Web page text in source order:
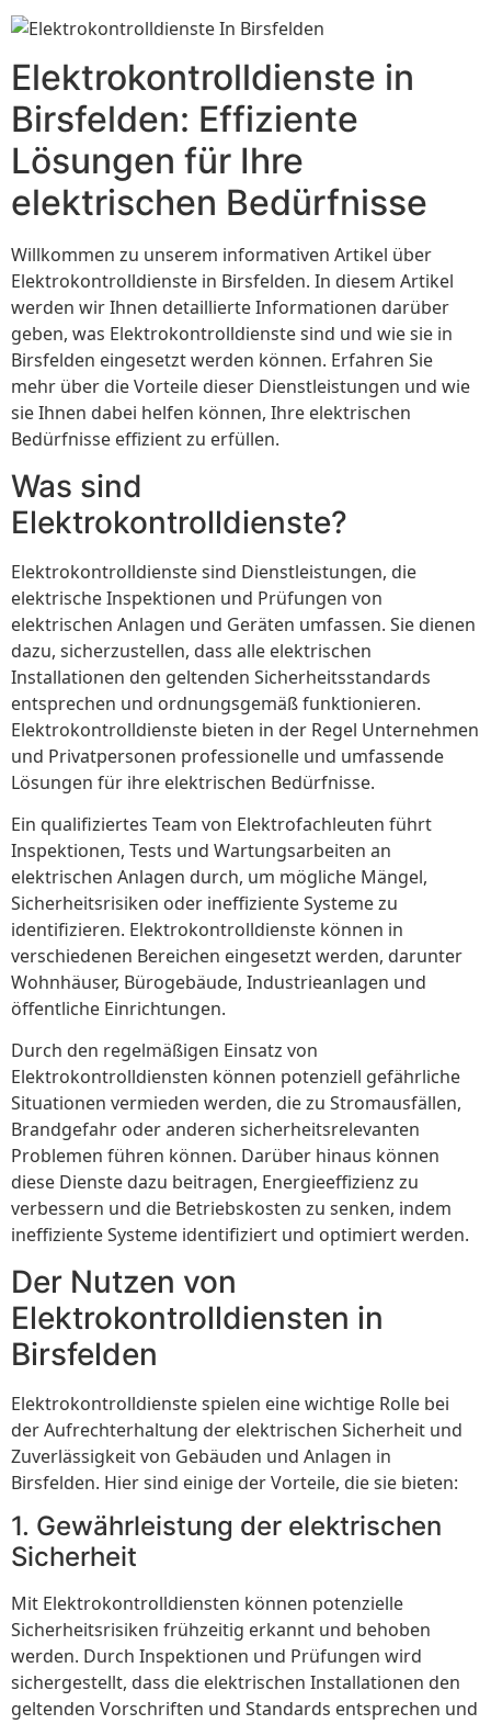
Elektrokontrolldienste in
Birsfelden: Effiziente
Lösungen für Ihre
elektrischen Bedürfnisse
Willkommen zu unserem informativen Artikel über
Elektrokontrolldienste in Birsfelden. In diesem Artikel
werden wir Ihnen detaillierte Informationen darüber
geben, was Elektrokontrolldienste sind und wie sie in
Birsfelden eingesetzt werden können. Erfahren Sie
mehr über die Vorteile dieser Dienstleistungen und wie
sie Ihnen dabei helfen können, Ihre elektrischen
Bedürfnisse effizient zu erfüllen.
Was sind
Elektrokontrolldienste?
Elektrokontrolldienste sind Dienstleistungen, die
elektrische Inspektionen und Prüfungen von
elektrischen Anlagen und Geräten umfassen. Sie dienen
dazu, sicherzustellen, dass alle elektrischen
Installationen den geltenden Sicherheitsstandards
entsprechen und ordnungsgemäß funktionieren.
Elektrokontrolldienste bieten in der Regel Unternehmen
und Privatpersonen professionelle und umfassende
Lösungen für ihre elektrischen Bedürfnisse.
Ein qualifiziertes Team von Elektrofachleuten führt
Inspektionen, Tests und Wartungsarbeiten an
elektrischen Anlagen durch, um mögliche Mängel,
Sicherheitsrisiken oder ineffiziente Systeme zu
identifizieren. Elektrokontrolldienste können in
verschiedenen Bereichen eingesetzt werden, darunter
Wohnhäuser, Bürogebäude, Industrieanlagen und
öffentliche Einrichtungen.
Durch den regelmäßigen Einsatz von
Elektrokontrolldiensten können potenziell gefährliche
Situationen vermieden werden, die zu Stromausfällen,
Brandgefahr oder anderen sicherheitsrelevanten
Problemen führen können. Darüber hinaus können
diese Dienste dazu beitragen, Energieeffizienz zu
verbessern und die Betriebskosten zu senken, indem
ineffiziente Systeme identifiziert und optimiert werden.
Der Nutzen von
Elektrokontrolldiensten in
Birsfelden
Elektrokontrolldienste spielen eine wichtige Rolle bei
der Aufrechterhaltung der elektrischen Sicherheit und
Zuverlässigkeit von Gebäuden und Anlagen in
Birsfelden. Hier sind einige der Vorteile, die sie bieten:
1. Gewährleistung der elektrischen
Sicherheit
Mit Elektrokontrolldiensten können potenzielle
Sicherheitsrisiken frühzeitig erkannt und behoben
werden. Durch Inspektionen und Prüfungen wird
sichergestellt, dass die elektrischen Installationen den
geltenden Vorschriften und Standards entsprechen und